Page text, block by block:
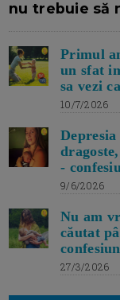
nu trebuie să
Primul
un sfat
sa vezi
10/7/2026
-
9/6/2026
Nu am
căutat
27/3/2026